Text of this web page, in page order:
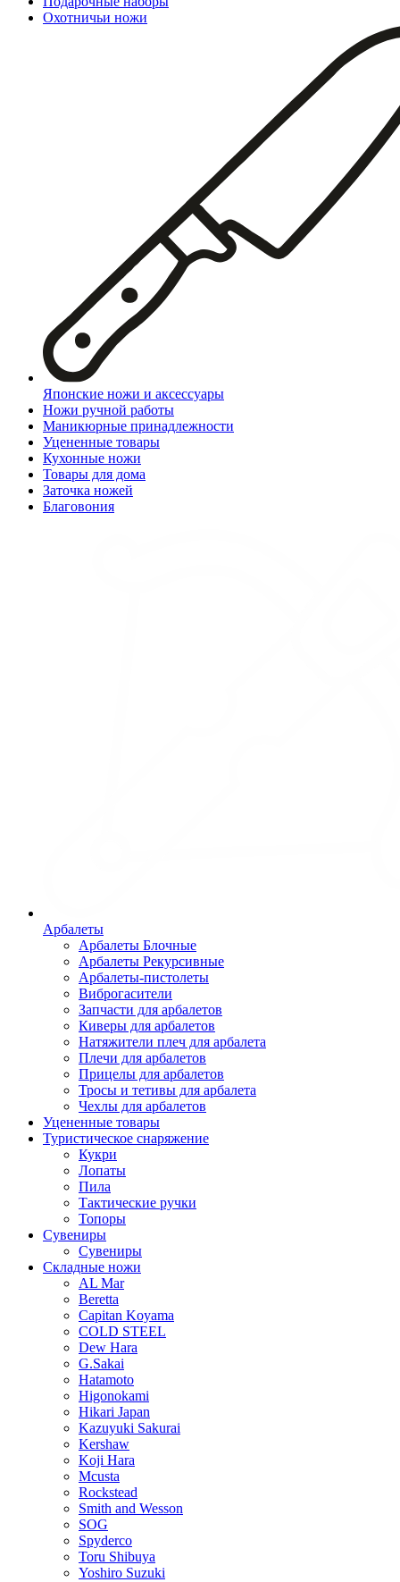
Охотничьи ножи
Японские ножи и аксессуары
Ножи ручной работы
Маникюрные принадлежности
Уцененные товары
Кухонные ножи
Товары для дома
Заточка ножей
Благовония
Арбалеты
Арбалеты Блочные
Арбалеты Рекурсивные
Арбалеты-пистолеты
Виброгасители
Запчасти для арбалетов
Киверы для арбалетов
Натяжители плеч для арбалета
Плечи для арбалетов
Прицелы для арбалетов
Тросы и тетивы для арбалета
Чехлы для арбалетов
Уцененные товары
Туристическое снаряжение
Кукри
Лопаты
Пила
Тактические ручки
Топоры
Сувениры
Сувениры
Складные ножи
AL Mar
Beretta
Capitan Koyama
COLD STEEL
Dew Hara
G.Sakai
Hatamoto
Higonokami
Hikari Japan
Kazuyuki Sakurai
Kershaw
Koji Hara
Mcusta
Rockstead
Smith and Wesson
SOG
Spyderco
Toru Shibuya
Yoshiro Suzuki